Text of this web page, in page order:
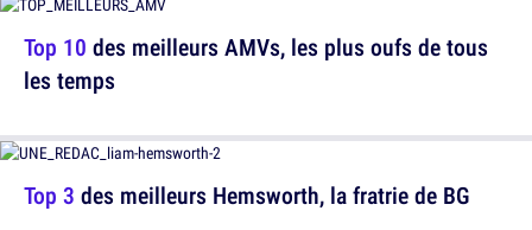
Top 3 des meilleurs Hemsworth, la fratrie de BG
Top 10 des meilleurs AMVs, les plus oufs de tous
les temps